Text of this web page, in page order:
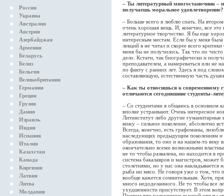
Россия
Украина
Австралия
Австрия
Азербайджан
Армения
Беларусь
Белиз
Бельгия
Великобритания
Германия
Греция
Грузия
Дания
Израиль
Индия
Испания
Италия
Казахстан
Канада
Киргизия
Латвия
Литва
Молдавия
– Ты литературный многостаночник –
получаешь моральное удовлетворение?
– Больше всего я люблю спать. На
очень хорошая вещь. И, конечно, все
литературное творчество. Я бы еще
интересным местам. Если бы у меня
лекций я не читал и скорее всего
меня бы не получилось. Так что по
дело. Кстати, так биографически и
преподавателем, а намереваться или не
по факту с ранних лет. Здесь я под
составляющую, естественную часть
– Как ты относишься к современному
отличаются сегодняшние студенты-
– Со студентами я общаюсь в основном
вполне устраивают. Очень интересное
Литинститут либо другие
вижу – сильное поколение, абсолютно
Всегда, конечно, есть графоманы,
наследующих предыдущим поколениям и
образования, то оно и на нашем-то веку
окончательно всеми возможными
не то чтобы развалена, но находится в
система бакалавров и магистров, может
столетиями, но у нас она накладывается
рыба ни мясо. Не говоря уже о том, что
вообще кажется сомнительным. Хотя,
много недоделанного. Не то чтобы все
ухудшенности присутствует. В этом